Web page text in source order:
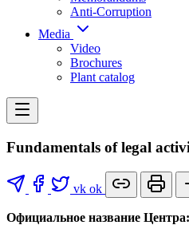
Anti-Corruption
Media
Video
Brochures
Plant catalog
Fundamentals of legal
vk ok
Официальное название Центра: